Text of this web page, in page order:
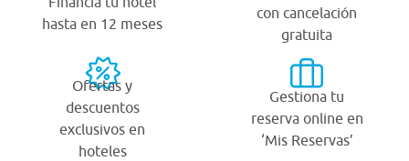
hasta en 12 meses
con cancelación
gratuita
Ofertas y
descuentos
exclusivos en
hoteles
Gestiona tu
reserva online en
‘Mis Reservas’